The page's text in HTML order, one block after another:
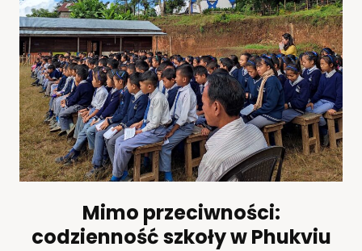
Mimo przeciwności:
codzienność szkoły w Phukviu